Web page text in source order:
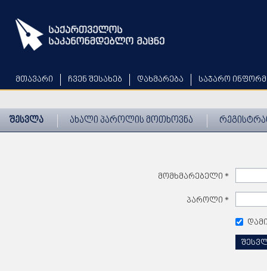
main
content
მთავარი ჩვენ შესახებ დახმარება საჯარო
შესვლა ახალი პაროლის მოთხოვნა
მომხმარებელი *
პაროლი *